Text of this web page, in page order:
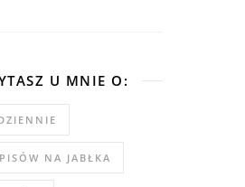
U MNIE O:
NA JABŁKA